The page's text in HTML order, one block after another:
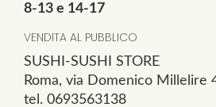
8-13 e 14-17
VENDITA AL PUBBLICO
SUSHI-SUSHI STORE
Roma, via Domenico Millelire
tel. 0693563138